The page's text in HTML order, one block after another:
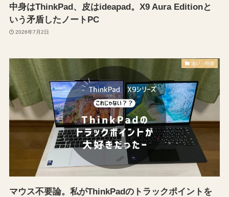
中身はThinkPad、皮はideapad。X9 Aura Editionと
いう矛盾したノートPC
2026年7月2日
違い・特徴
マウス不要論。私がThinkPadのトラックポイントを